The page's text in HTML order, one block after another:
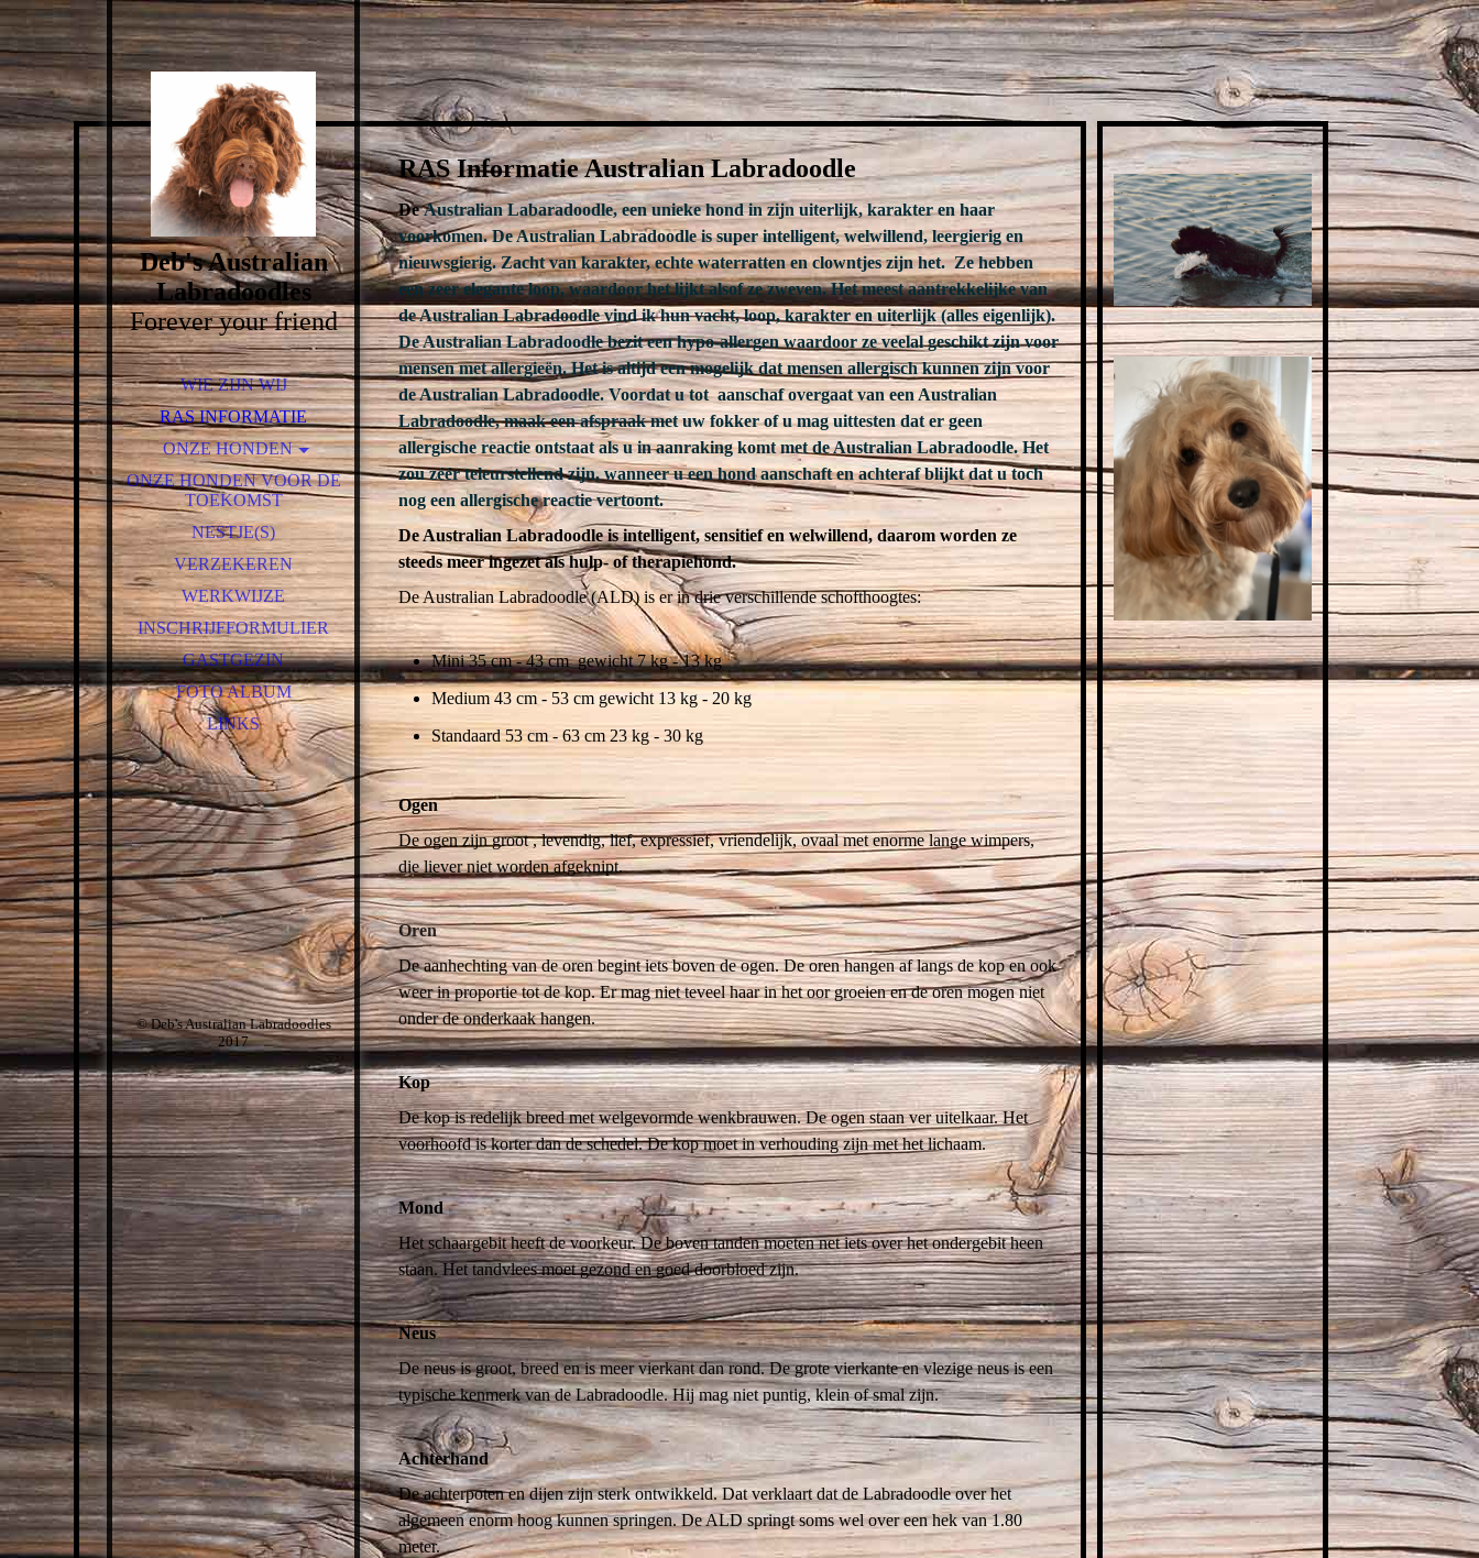
Deb's Australian
Labradoodles
Forever your friend
WIE ZIJN WIJ
RAS INFORMATIE
ONZE HONDEN
SPOT
LADY
MOLLY
ZOË
PHOEBE
JAMES
GAPPIE
ONZE HONDEN VOOR DE
TOEKOMST
NESTJE(S)
VERZEKEREN
WERKWIJZE
INSCHRIJFFORMULIER
GASTGEZIN
FOTO ALBUM
LINKS
© Deb's Australian Labradoodles
2017
RAS Informatie Australian Labradoodle
DeAustralian Labaradoodle, een unieke hond in zijn uiterlijk, karakter en haar
voorkomen.De Australian Labradoodle is super intelligent, welwillend, leergierig en
nieuwsgierig. Zacht van karakter, echte waterratten en clowntjes zijn het. Ze hebben
een zeer elegante loop, waardoor het lijkt alsof ze zweven. Het meest aantrekkelijke van
de Australian Labradoodle vind ik hun vacht, loop, karakter en uiterlijk (alles eigenlijk).
De Australian Labradoodle bezit een hypo-allergen waardoor ze veelal geschikt zijn voor
mensen met allergieën. Het is altijd een mogelijk dat mensen allergisch kunnen zijn voor
de Australian Labradoodle. Voordat u tot aanschaf overgaat van een Australian
Labradoodle, maak een afspraak met uw fokker of u mag uittesten dat er geen
allergische reactie ontstaat als u in aanraking komt met de Australian Labradoodle. Het
zou zéér teleurstellend zijn, wanneer u een hond aanschaft en achteraf blijkt dat u toch
nog een allergische reactie vertoont.
De Australian Labradoodle is intelligent, sensitief en welwillend, daarom worden ze
steeds meer ingezet als hulp- of therapiehond.
De Australian Labradoodle (ALD) is er in drie verschillende schofthoogtes:
Mini 35 cm - 43 cm gewicht 7 kg - 13 kg
Medium 43 cm - 53 cm gewicht 13 kg - 20 kg
Standaard 53 cm - 63 cm 23 kg - 30 kg
Ogen
De ogen zijn groot , levendig, lief, expressief, vriendelijk, ovaal met enorme lange wimpers,
die liever niet worden afgeknipt.
Oren
De aanhechting van de oren begint iets boven de ogen. De oren hangen af langs de kop en ook
weer in proportie tot de kop. Er mag niet teveel haar in het oor groeien en de oren mogen niet
onder de onderkaak hangen.
Kop
De kop is redelijk breed met welgevormde wenkbrauwen. De ogen staan ver uitelkaar. Het
voorhoofd is korter dan de schedel. De kop moet in verhouding zijn met het lichaam.
Mond
Het schaargebit heeft de voorkeur. De boven tanden moeten net iets over het ondergebit heen
staan. Het tandvlees moet gezond en goed doorbloed zijn.
Neus
De neus is groot, breed en is meer vierkant dan rond. De grote vierkante en vlezige neus is een
typische kenmerk van de Labradoodle. Hij mag niet puntig, klein of smal zijn.
Achterhand
De achterpoten en dijen zijn sterk ontwikkeld. Dat verklaart dat de Labradoodle over het
algemeen enorm hoog kunnen springen. De ALD springt soms wel over een hek van 1.80
meter.